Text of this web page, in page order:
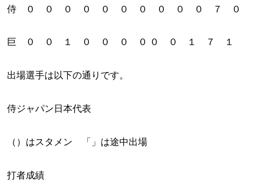
侍 ０ ０ ０ ０ ０ ０ ０ ０ ０ ０ ７ ０
巨 ０ ０ １ ０ ０ ０ ０ ０ ０ １ ７ １
出場選手は以下の通りです。
侍ジャパン日本代表
（）はスタメン 「」は途中出場
打者成績